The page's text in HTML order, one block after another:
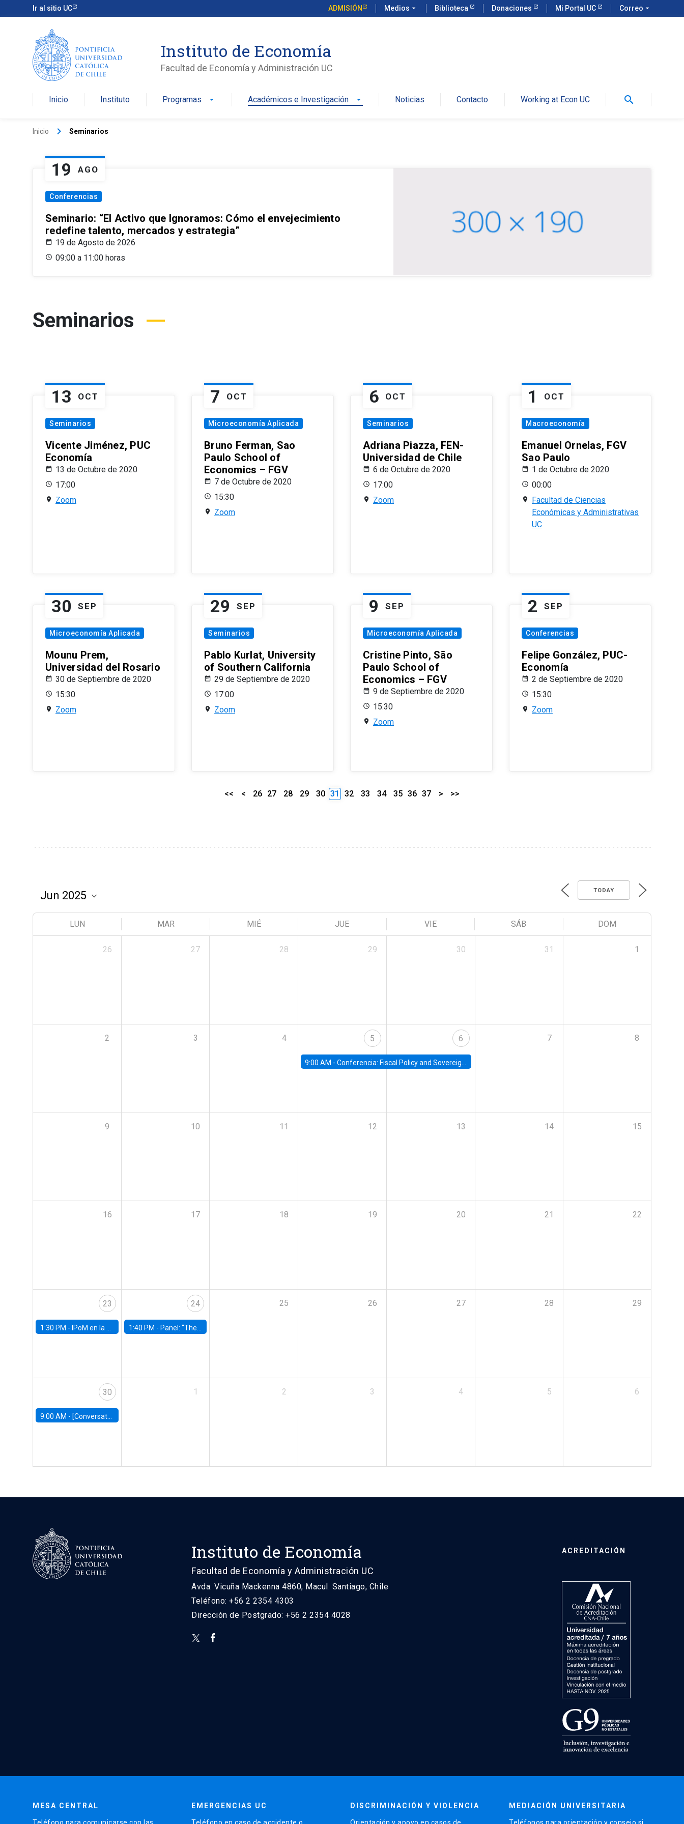
Ir al sitio UC ADMISIÓN Medios arrow_drop_down Biblioteca Donaciones Mi Portal UC Correo arrow_drop_down
Instituto de Economía
Facultad de Economía y Administración UC
Inicio Instituto Programas arrow_drop_down Académicos e Investigación arrow_drop_down Noticias Contacto Working at Econ UC search
Inicio keyboard_arrow_right Seminarios
19 AGO
Conferencias
Seminario: “El Activo que Ignoramos: Cómo el envejecimiento
redefine talento, mercados y estrategia”
19 de Agosto de 2026
09:00 a 11:00 horas
Seminarios
13 OCT
Seminarios
Vicente Jiménez, PUC
Economía
13 de Octubre de 2020
17:00
Zoom
7 OCT
Microeconomía Aplicada
Bruno Ferman, Sao
Paulo School of
Economics – FGV
7 de Octubre de 2020
15:30
Zoom
6 OCT
Seminarios
Adriana Piazza, FEN-
Universidad de Chile
6 de Octubre de 2020
17:00
Zoom
1 OCT
Macroeconomía
Emanuel Ornelas, FGV
Sao Paulo
1 de Octubre de 2020
00:00
Facultad de Ciencias
Económicas y Administrativas
UC
30 SEP
Microeconomía Aplicada
Mounu Prem,
Universidad del Rosario
30 de Septiembre de 2020
15:30
Zoom
29 SEP
Seminarios
Pablo Kurlat, University
of Southern California
29 de Septiembre de 2020
17:00
Zoom
9 SEP
Microeconomía Aplicada
Cristine Pinto, São
Paulo School of
Economics – FGV
9 de Septiembre de 2020
15:30
Zoom
2 SEP
Conferencias
Felipe González, PUC-
Economía
2 de Septiembre de 2020
15:30
Zoom
<< < 26 27 28 29 30 31 32 33 34 35 36 37 > >>
TODAY
LUN MAR MIÉ JUE VIE SÁB DOM
26 27 28 29 30 31 1
2 3 4 5
9:00 AM -Conferencia: Fiscal Policy and Sovereign Debt
6 7 8
9 10 11 12 13 14 15
16 17 18 19 20 21 22
23
1:30 PM - IPoM en la Facultad
24
1:40 PM - Panel: “The Economic Burden of Mental Health in Children and Adolescents: Why Expanding Access Matters”
25 26 27 28 29
30
9:00 AM - [Conversatorio] El futuro de Chile: Visiones para reactivar el crecimiento
1 2 3 4 5 6
Instituto de Economía
Facultad de Economía y Administración UC
Avda. Vicuña Mackenna 4860, Macul. Santiago, Chile
Teléfono: +56 2 2354 4303
Dirección de Postgrado: +56 2 2354 4028
ACREDITACIÓN
MESA CENTRAL
Teléfono para comunicarse con las
EMERGENCIAS UC
Teléfono en caso de accidente o
DISCRIMINACIÓN Y VIOLENCIA
Orientación y apoyo en casos de
MEDIACIÓN UNIVERSITARIA
Teléfonos para orientación y consejo si